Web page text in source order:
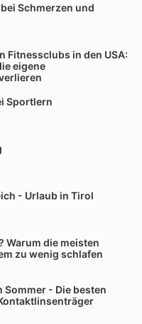
Schmerzen und
in den USA:
eigene
Sportlern
- Urlaub in Tirol
Warum die meisten
zu wenig schlafen
Sommer - Die besten